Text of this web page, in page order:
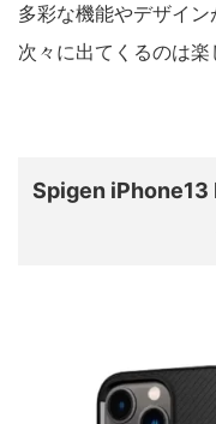
多彩な機能やデザイ
次々に出てくるのは楽
Spigen iPhone13